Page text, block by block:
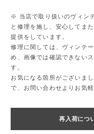
※ 当店で取り扱いのヴィン
と修理を施し、安心してま
提供をしています。
修理に関しては、ヴィンテ
め、画像では確認できない
す。
お気になる箇所がございま
で、お問い合わせよりお気
再入荷につ